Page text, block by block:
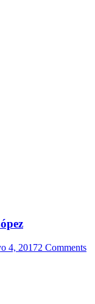
4, 20172 Comments